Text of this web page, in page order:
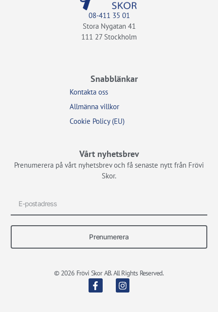
08-411 35 01
Stora Nygatan 41
111 27 Stockholm
Snabblänkar
Kontakta oss
Allmänna villkor
Cookie Policy (EU)
Vårt nyhetsbrev
Prenumerera på vårt nyhetsbrev och få senaste nytt från Frövi
Skor.
Prenumerera
© 2026 Frövi Skor AB. All Rights Reserved.